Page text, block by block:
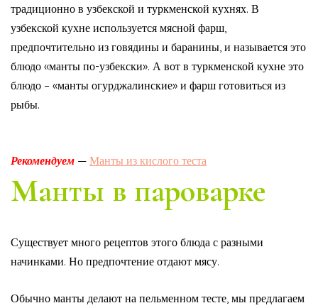
традиционно в узбекской и туркменской кухнях. В
узбекской кухне используется мясной фарш,
предпочтительно из говядины и баранины, и называется это
блюдо «манты по-узбекски». А вот в туркменской кухне это
блюдо – «манты огурджалинские» и фарш готовиться из
рыбы.
Рекомендуем — Манты из кислого теста
Манты в пароварке
Существует много рецептов этого блюда с разными
начинками. Но предпочтение отдают мясу.
Обычно манты делают на пельменном тесте, мы предлагаем